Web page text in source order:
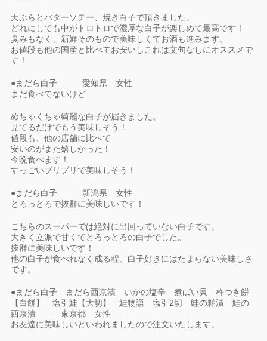
天ぷらとバターソテー、焼き白子で頂きました。
どれにしても中がトロトロで濃厚な白子が楽しめて最高です！
臭みもなく、新鮮そのもので美味しくてお酒も進みます。
お値段も他の国産と比べてお安いしこれは文句なしにオススメで
す！
●まだら白子 愛知県 女性
まだ食べてないけど
めちゃくちゃ綺麗な白子が届きました。
見てるだけでもう美味しそう！
値段も、他の店舗に比べて
安いのがまた嬉しかった！
今晩食べます！
すっごいプリプリで美味しそう！
●まだら白子 新潟県 女性
とろっとろで抜群に美味しいです！
こちらのスーパーでは絶対に出回っていない白子です。
大きく立派で甘くてとろっとろの白子でした。
抜群に美味しいです！
他の白子が食べれなく成る程、白子好きにはたまらない美味しさ
です。
●まだら白子 まだら西京漬 いかの塩辛 煮ばい貝 杵つき餅
【白餅】 塩引鮭【大切】 鮭物語 塩引2切 鮭の粕漬 鮭の
西京漬 東京都 女性
お友達に美味しいといわれましたので注文いたします。